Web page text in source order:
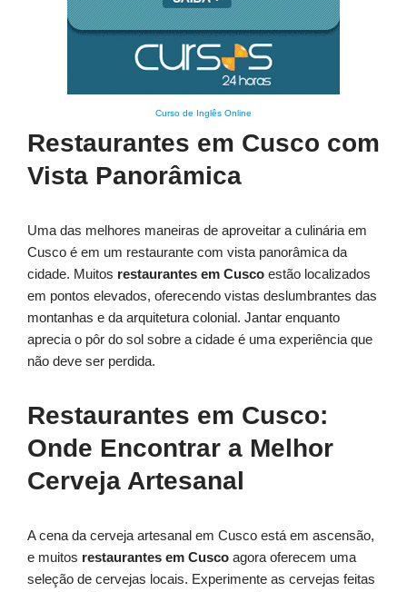
Curso de Inglês Online
Restaurantes em Cusco com
Vista Panorâmica
Uma das melhores maneiras de aproveitar a culinária em
Cusco é em um restaurante com vista panorâmica da
cidade. Muitos restaurantes em Cusco estão localizados
em pontos elevados, oferecendo vistas deslumbrantes das
montanhas e da arquitetura colonial. Jantar enquanto
aprecia o pôr do sol sobre a cidade é uma experiência que
não deve ser perdida.
Restaurantes em Cusco:
Onde Encontrar a Melhor
Cerveja Artesanal
A cena da cerveja artesanal em Cusco está em ascensão,
e muitos restaurantes em Cusco agora oferecem uma
seleção de cervejas locais. Experimente as cervejas feitas